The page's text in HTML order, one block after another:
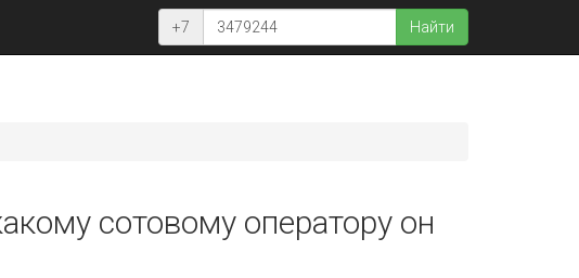
+7 Найти
сотовому оператору он